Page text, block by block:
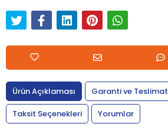
Ürün Açıklaması
Garanti ve Teslimat
Taksit Seçenekleri
Yorumlar